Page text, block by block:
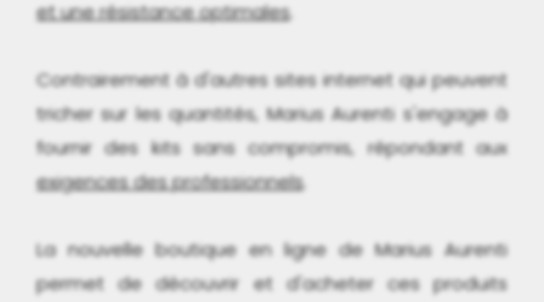
et une résistance optimales.
Contrairement à d'autres sites internet qui peuvent
tricher sur les quantités, Marius Aurenti s'engage à
fournir des kits sans compromis, répondant aux
exigences des professionnels.
La nouvelle boutique en ligne de Marius Aurenti
permet de découvrir et d'acheter ces produits